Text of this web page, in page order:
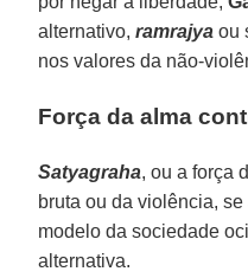
alternativo,ramrajya ou
nos valores da não-
Força da alma
Satyagraha, ou a força
bruta ou da violência,
modelo da sociedade
alternativa.